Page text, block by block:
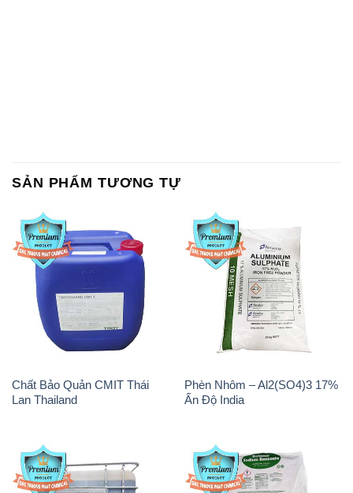
SẢN PHẨM TƯƠNG TỰ
Chất Bảo Quản CMIT Thái
Lan Thailand
Phèn Nhôm – Al2(SO4)3 17%
Ấn Độ India